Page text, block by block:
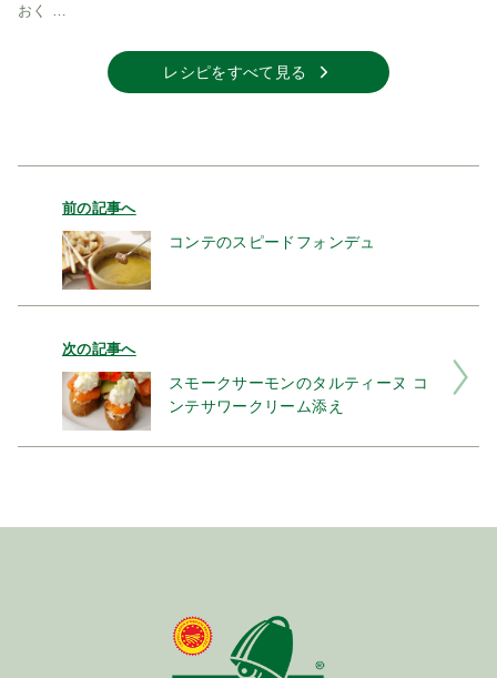
おく …
レシピをすべて見る
前の記事へ
コンテのスピードフォンデュ
次の記事へ
スモークサーモンのタルティーヌ コ
ンテサワークリーム添え